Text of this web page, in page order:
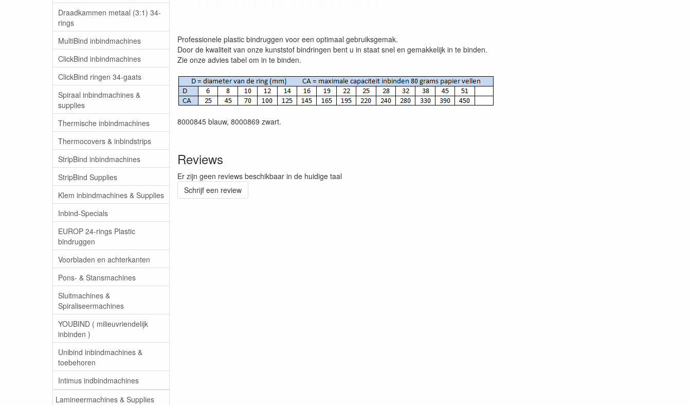
Draadkammen metaal (3:1) 34-
rings
MultiBind inbindmachines
ClickBind inbindmachines
ClickBind ringen 34-gaats
Spiraal inbindmachines &
supplies
Thermische inbindmachines
Thermocovers & inbindstrips
StripBind inbindmachines
StripBind Supplies
Klem inbindmachines & Supplies
Inbind-Specials
EUROP 24-rings Plastic
bindruggen
Voorbladen en achterkanten
Pons- & Stansmachines
Sluitmachines &
Spiraliseermachines
YOUBIND ( milieuvriendelijk
inbinden )
Unibind inbindmachines &
toebehoren
Intimus indbindmachines
Lamineermachines & Supplies
Professionele plastic bindruggen voor een optimaal gebruiksgemak.
Door de kwaliteit van onze kunststof bindringen bent u in staat snel en gemakkelijk in te binden.
Zie onze advies tabel om in te binden.
8000845 blauw, 8000869 zwart.
Reviews
Er zijn geen reviews beschikbaar in de huidige taal
Schrijf een review